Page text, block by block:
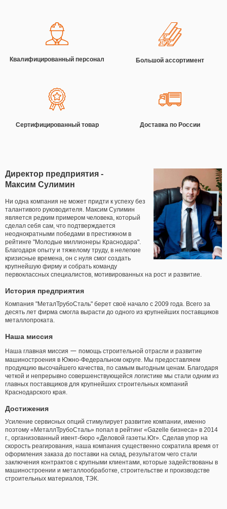
Квалифицированный персонал Большой ассортимент
Сертифицированный товар Доставка по России
Директор предприятия -
Максим Сулимин
Ни одна компания не может придти к успеху без
талантивого руководителя. Максим Сулимин
является редким примером человека, который
сделал себя сам, что подтверждается
неоднократными победами в престижном в
рейтинге "Молодые миллионеры Краснодара".
Благодаря опыту и тяжелому труду, в нелегкие
кризисные времена, он с нуля смог создать
крупнейшую фирму и собрать команду
первоклассных специалистов, мотивированных на рост и развитие.
История предприятия
Компания "МеталТрубоСталь" берет своё начало с 2009 года. Всего за
десять лет фирма смогла вырасти до одного из крупнейших поставщиков
металлопроката.
Наша миссия
Наша главная миссия — помощь строительной отрасли и развитие
машиностроения в Южно-Федеральном округе. Мы предоставляем
продукцию высочайшего качества, по самым выгодным ценам. Благодаря
четкой и непрерывно совершенствующейся логистике мы стали одним из
главных поставщиков для крупнейших строительных компаний
Краснодарского края.
Достижения
Усиление сервисных опций стимулирует развитие компании, именно
поэтому «МеталлТрубоСталь» попал в рейтинг «Gazelle бизнеса» в 2014
г., организованный ивент-бюро «Деловой газеты.Юг». Сделав упор на
скорость реагирования, наша компания существенно сократила время от
оформления заказа до поставки на склад, результатом чего стали
заключения контрактов с крупными клиентами, которые задействованы в
машиностроении и металлообработке, строительстве и производстве
строительных материалов, ТЭК.